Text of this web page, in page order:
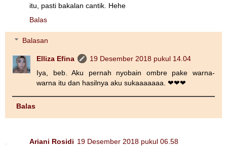
itu, pasti bakalan cantik. Hehe
Balas
Balasan
Elliza Efina
19 Desember 2018 pukul 14.04
Iya, beb. Aku pernah nyobain ombre pake warna-
warna itu dan hasilnya aku sukaaaaaaa. ❤❤❤
Balas
Ariani Rosidi 19 Desember 2018 pukul 06.58